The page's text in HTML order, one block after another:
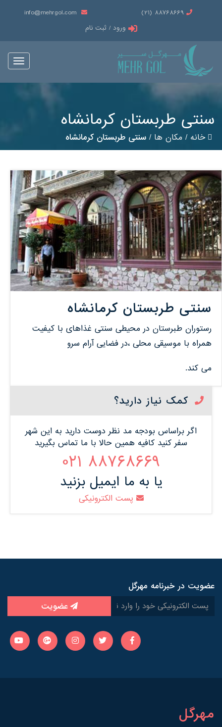
88768669 (21)
info@mehrgol.com
ورود / ثبت نام
Toggle
سنتی طربستان کرمانشاه
خانه/ مکان ها/ سنتی طربستان کرمانشاه
سنتی طربستان کرمانشاه
رستوران طبرستان در محیطی سنتی غذاهای با کیفیت
همراه با موسیقی محلی ،در فضایی آرام سرو
می کند.
کمک نیاز دارید؟
اگر براساس بودجه مد نظر دوست دارید به این شهر
سفر کنید کافیه همین حالا با ما تماس بگیرید
88768669 021
یا به ما ایمیل بزنید
پست الکترونیکی
عضویت در خبرنامه مهرگل
عضویت
مهرگل